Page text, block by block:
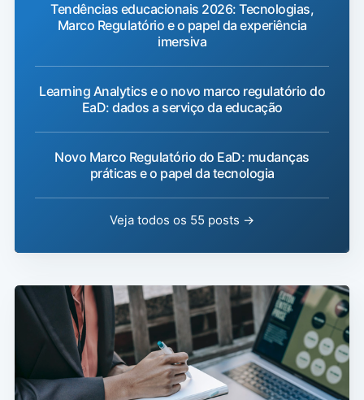
Tendências educacionais 2026: Tecnologias,
Marco Regulatório e o papel da experiência
imersiva
Learning Analytics e o novo marco regulatório do
EaD: dados a serviço da educação
Novo Marco Regulatório do EaD: mudanças
práticas e o papel da tecnologia
Veja todos os 55 posts →